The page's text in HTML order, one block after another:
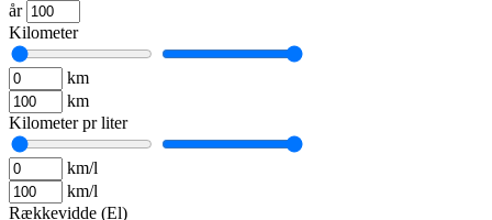
år
Kilometer
km
km
Kilometer pr liter
km/l
km/l
Rækkevidde (El)